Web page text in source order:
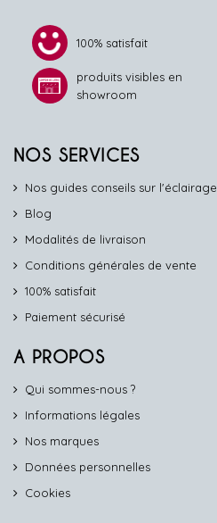
100% satisfait
produits visibles en
showroom
NOS SERVICES
Nos guides conseils sur l'éclairage
Blog
Modalités de livraison
Conditions générales de vente
100% satisfait
Paiement sécurisé
A PROPOS
Qui sommes-nous ?
Informations légales
Nos marques
Données personnelles
Cookies